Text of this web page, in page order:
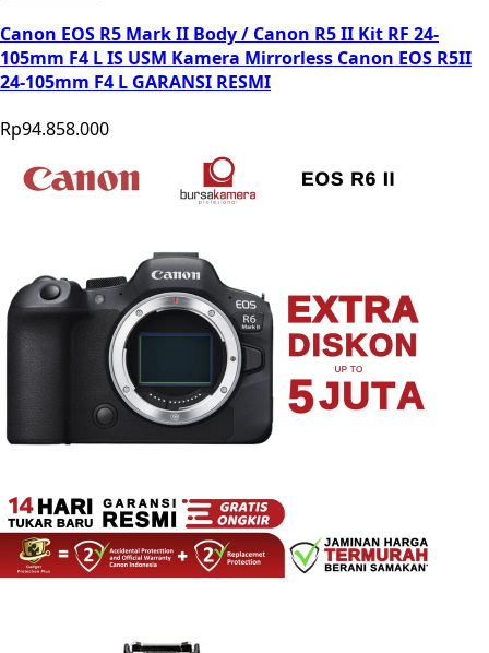
Canon EOS R5 Mark II Body / Canon R5 II Kit RF 24-
105mm F4 L IS USM Kamera Mirrorless Canon EOS R5II
24-105mm F4 L GARANSI RESMI
Rp94.858.000